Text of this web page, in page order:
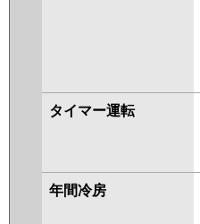
タイマー運転
年間冷房